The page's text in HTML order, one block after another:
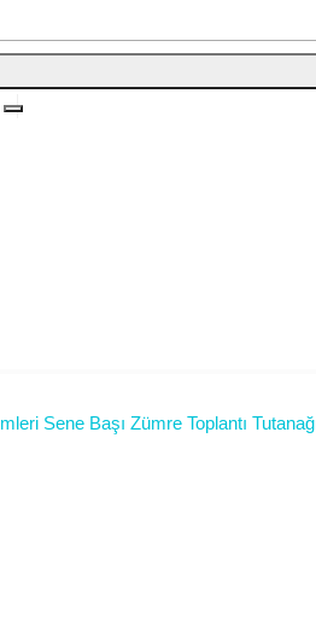
Sene Başı Zümre Toplantı